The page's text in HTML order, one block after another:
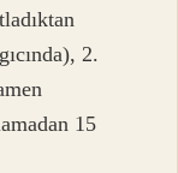
2.
15